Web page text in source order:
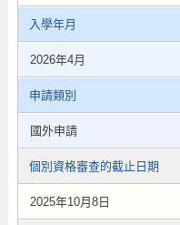
入學年月
2026年4月
申請類別
國外申請
個別資格審查的截止日期
2025年10月8日